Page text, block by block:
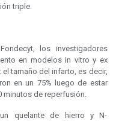
triple.
los investigadores
en modelos in vitro y ex
tamaño del infarto, es decir,
en un 75% luego de estar
de reperfusión.
quelante de hierro y N-